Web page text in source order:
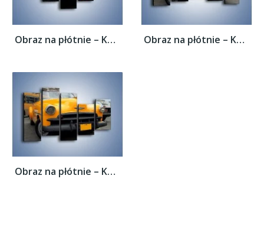
Obraz na płótnie – Kubańska taksówka... Obraz na płótnie – Kubańska taksówka...
Obraz na płótnie – Kubańska taksówka...